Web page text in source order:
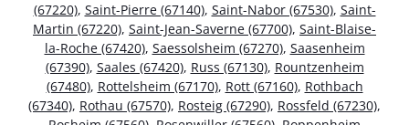
(67220), Saint-Pierre (67140), Saint-Nabor (67530), Saint-
Martin (67220), Saint-Jean-Saverne (67700), Saint-Blaise-
la-Roche (67420), Saessolsheim (67270), Saasenheim
(67390), Saales (67420), Russ (67130), Rountzenheim
(67480), Rottelsheim (67170), Rott (67160), Rothbach
(67340), Rothau (67570), Rosteig (67290), Rossfeld (67230),